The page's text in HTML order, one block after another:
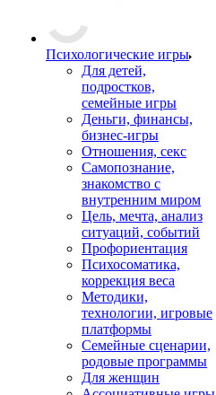
Психологические игры
Для детей,
подростков,
семейные игры
Деньги, финансы,
бизнес-игры
Отношения, секс
Самопознание,
знакомство с
внутренним миром
Цель, мечта, анализ
ситуаций, событий
Профориентация
Психосоматика,
коррекция веса
Методики,
технологии, игровые
платформы
Семейные сценарии,
родовые программы
Для женщин